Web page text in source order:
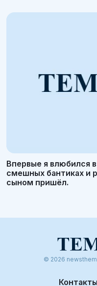
Впервые я влюбился
смешных бантиках и
сыном пришёл.
© 2026
Контакты